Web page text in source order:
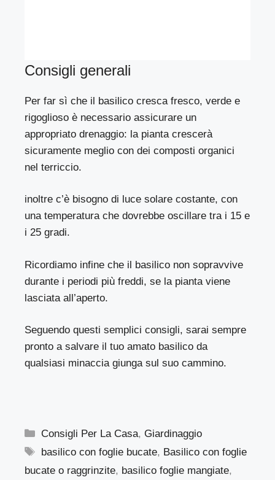
Consigli generali
Per far sì che il basilico cresca fresco, verde e
rigoglioso è necessario assicurare un
appropriato drenaggio: la pianta crescerà
sicuramente meglio con dei composti organici
nel terriccio.
inoltre c’è bisogno di luce solare costante, con
una temperatura che dovrebbe oscillare tra i 15 e
i 25 gradi.
Ricordiamo infine che il basilico non sopravvive
durante i periodi più freddi, se la pianta viene
lasciata all’aperto.
Seguendo questi semplici consigli, sarai sempre
pronto a salvare il tuo amato basilico da
qualsiasi minaccia giunga sul suo cammino.
Categorie
Consigli Per La Casa,Giardinaggio
Tag
basilico con foglie bucate, Basilico con foglie
bucate o raggrinzite, basilico foglie mangiate,